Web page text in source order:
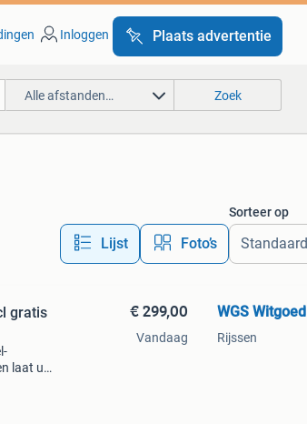
Inloggen Plaats advertentie
Alle afstanden… Zoek
Lijst Foto’s
Sorteer op
laat u
€ 299,00
Vandaag
WGS Witgoed
Rijssen